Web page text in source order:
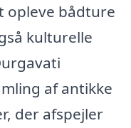
opleve bådture
kulturelle
af antikke
der afspejler